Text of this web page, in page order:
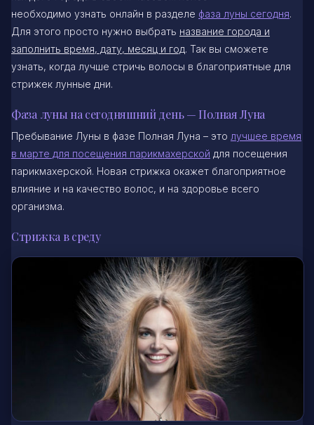
необходимо узнать онлайн в разделе фаза луны сегодня.
Для этого просто нужно выбрать название города и
заполнить время, дату, месяц и год. Так вы сможете
узнать, когда лучше стричь волосы в благоприятные для
стрижек лунные дни.
Фаза луны на сегодняшний день — Полная Луна
Пребывание Луны в фазе Полная Луна – это лучшее время
в марте для посещения парикмахерской для посещения
парикмахерской. Новая стрижка окажет благоприятное
влияние и на качество волос, и на здоровье всего
организма.
Стрижка в среду